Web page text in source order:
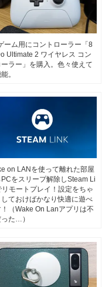
ーム用にコントローラー「8
Ultimate 2 ワイヤレス コン
ーラー」を購入。色々使えて
。
on LANを使って離れた部屋
をスリープ解除しSteam Li
リモートプレイ！設定をちゃ
しておけばかなり快適に遊べ
！（Wake On Lanアプリは不
た…）